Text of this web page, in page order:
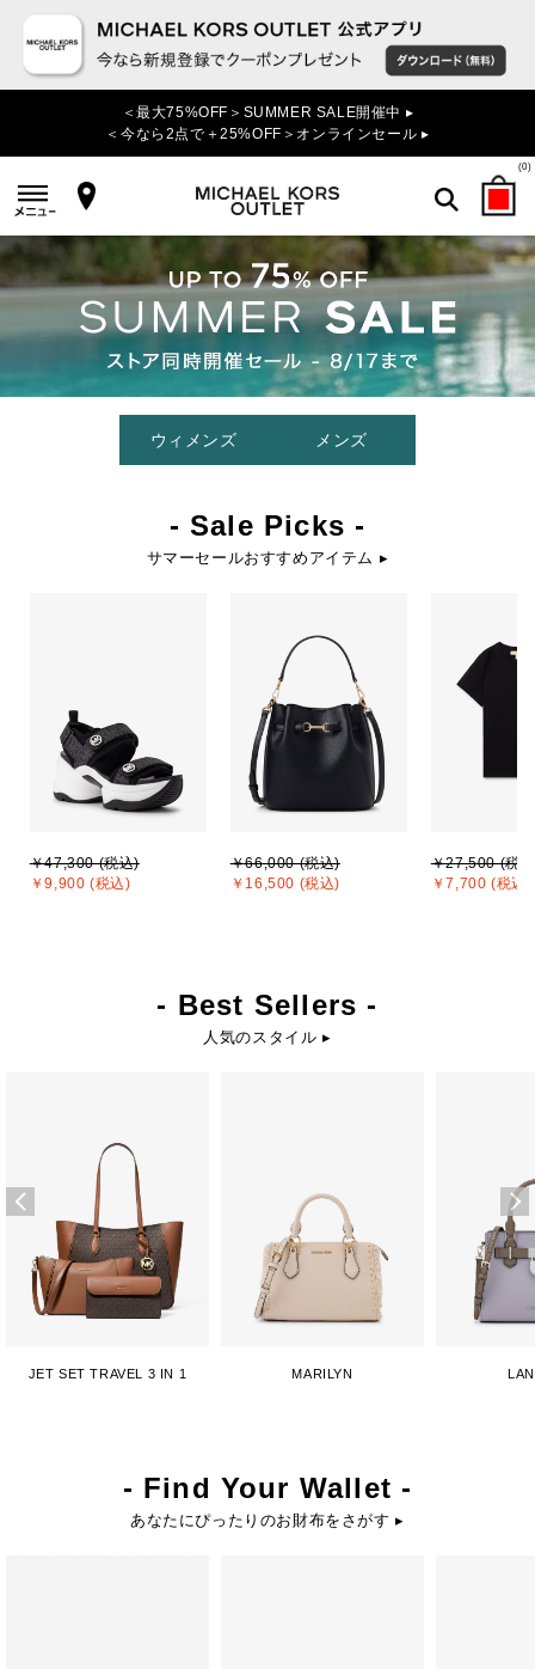
＜最大75%OFF＞SUMMER SALE開催中 ▸
＜今なら2点で＋25%OFF＞オンラインセール ▸
(0)
検索
ウィメンズ メンズ
- Sale Picks -
サマーセールおすすめアイテム ▸
￥47,300 (税込)
￥9,900 (税込)
￥66,000 (税込)
￥16,500 (税込)
￥27,500 (税
￥7,700 (税込)
- Best Sellers -
人気のスタイル ▸
JET SET TRAVEL 3 IN 1 MARILYN
- Find Your Wallet -
あなたにぴったりのお財布をさがす ▸